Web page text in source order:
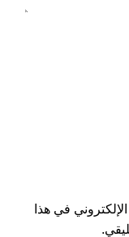
في هذا